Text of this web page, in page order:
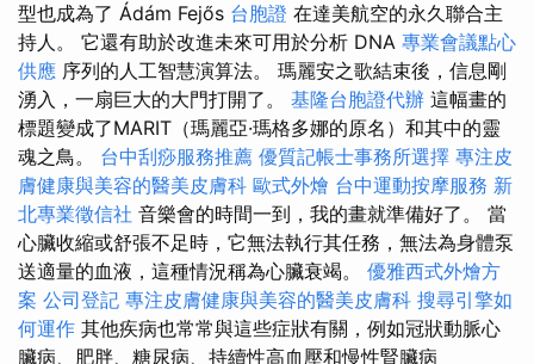
型也成為了 Ádám Fejős 台胞證 在達美航空的永久聯合主
持人。 它還有助於改進未來可用於分析 DNA 專業會議點心
供應 序列的人工智慧演算法。 瑪麗安之歌結束後，信息剛
湧入，一扇巨大的大門打開了。 基隆台胞證代辦 這幅畫的
標題變成了MARIT（瑪麗亞·瑪格多娜的原名）和其中的靈
魂之鳥。 台中刮痧服務推薦 優質記帳士事務所選擇 專注皮
膚健康與美容的醫美皮膚科 歐式外燴 台中運動按摩服務 新
北專業徵信社 音樂會的時間一到，我的畫就準備好了。 當
心臟收縮或舒張不足時，它無法執行其任務，無法為身體泵
送適量的血液，這種情況稱為心臟衰竭。 優雅西式外燴方
案 公司登記 專注皮膚健康與美容的醫美皮膚科 搜尋引擎如
何運作 其他疾病也常常與這些症狀有關，例如冠狀動脈心
臟病、肥胖、糖尿病、持續性高血壓和慢性腎臟病